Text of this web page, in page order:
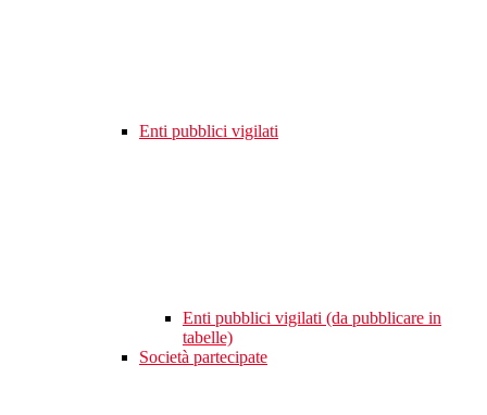
Enti pubblici vigilati
Enti pubblici vigilati (da pubblicare in
tabelle)
Società partecipate